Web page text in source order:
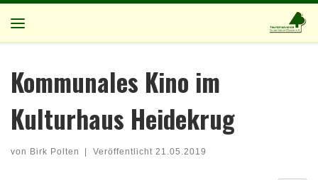
Zum Inhalt springen
Kommunales Kino im
Kulturhaus Heidekrug
von Birk Polten | Veröffentlicht 21.05.2019